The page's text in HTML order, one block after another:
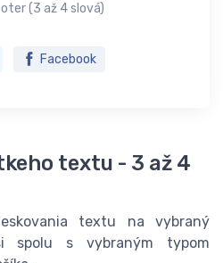
(3 až 4 slová)
Facebook
textu - 3 až 4
textu na vybraný
spolu s vybraným typom